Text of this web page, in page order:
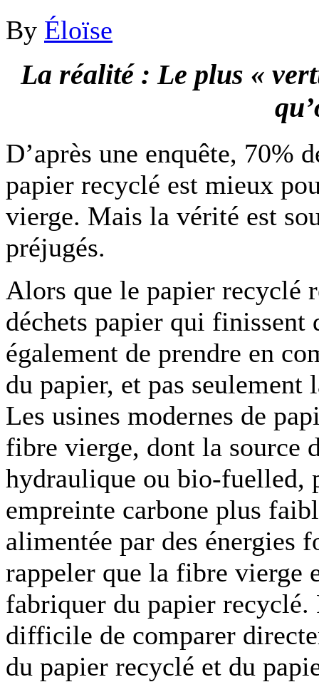
By Éloïse
La réalité : Le plus «
D’après une enquête, 70%
papier recyclé est mieux
vierge. Mais la vérité est
préjugés.
Alors que le papier recyclé
déchets papier qui finissent
également de prendre en
du papier, et pas
Les usines modernes de
fibre vierge, dont la source
hydraulique ou bio-fuelled,
empreinte carbone plus
alimentée par des énergies
rappeler que la fibre vierge
fabriquer du papier recyclé.
difficile de comparer
du papier recyclé et du